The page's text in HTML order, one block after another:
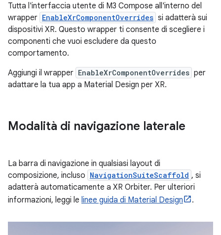
Tutta l'interfaccia utente di M3 Compose all'interno del
wrapper EnableXrComponentOverrides si adatterà sui
dispositivi XR. Questo wrapper ti consente di scegliere i
componenti che vuoi escludere da questo
comportamento.
Aggiungi il wrapper EnableXrComponentOverrides per
adattare la tua app a Material Design per XR.
Modalità di navigazione laterale
La barra di navigazione in qualsiasi layout di
composizione, incluso NavigationSuiteScaffold , si
adatterà automaticamente a XR Orbiter. Per ulteriori
informazioni, leggi le linee guida di Material Design .